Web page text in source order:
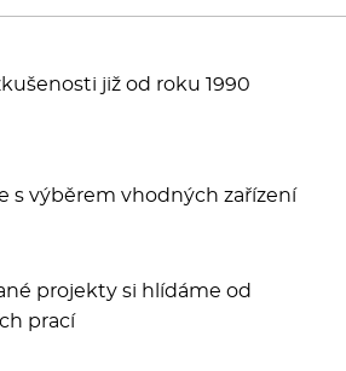
již od roku 1990
s výběrem vhodných zařízení
projekty si hlídáme od
prací